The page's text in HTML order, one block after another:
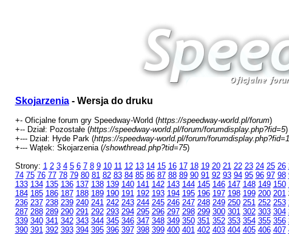
Skojarzenia- Wersja do druku
+- Oficjalne forum gry Speedway-World (https://speedway-world.pl/forum)
+-- Dział: Pozostałe (https://speedway-world.pl/forum/forumdisplay.php?fid=5)
+--- Dział: Hyde Park (https://speedway-world.pl/forum/
+--- Wątek: Skojarzenia (/showthread.php?tid=75)
Strony: 1 2 3 4 5 6 7 8 9 10 11 12 13 14 15 16 17 18 19 20 21 22 23 24 25 26
74 75 76 77 78 79 80 81 82 83 84 85 86 87 88 89 90 91 92 93 94 95 96 97 98
133 134 135 136 137 138 139 140 141 142 143 144 145 146 147 148 149 150
184 185 186 187 188 189 190 191 192 193 194 195 196 197 198 199 200 201
236 237 238 239 240 241 242 243 244 245 246 247 248 249 250 251 252 253
287 288 289 290 291 292 293 294 295 296 297 298 299 300 301 302 303 304
339 340 341 342 343 344 345 346 347 348 349 350 351 352 353 354 355 356
390 391 392 393 394 395 396 397 398 399 400 401 402 403 404 405 406 407